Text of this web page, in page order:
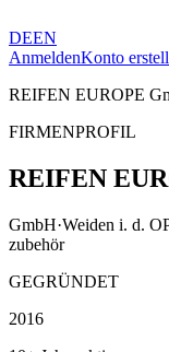
DEEN
AnmeldenKonto
REIFEN EUROPE
FIRMENPROFIL
REIFEN
GmbH·Weiden i. d.
zubehör
GEGRÜNDET
2016